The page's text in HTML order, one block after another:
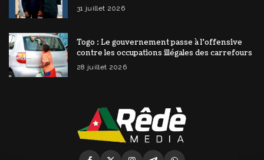
31 juillet 2026
Togo : Le gouvernement passe à l’offensive
contre les occupations illégales des carrefours
28 juillet 2026